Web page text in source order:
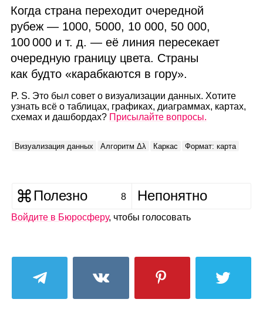
Когда страна переходит очередной
рубеж — 1000, 5000, 10 000, 50 000,
100 000 и т. д. — её линия пересекает
очередную границу цвета. Страны
как будто «карабкаются в гору».
P. S. Это был совет о визуализации данных. Хотите
узнать всё о таблицах, графиках, диаграммах, картах,
схемах и дашбордах? Присылайте вопросы.
Визуализация данных Алгоритм Δλ Каркас Формат: карта
Полезно 8 Непонятно
Войдите в Бюросферу, чтобы голосовать